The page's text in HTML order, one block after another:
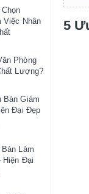
5
Việc Nhân
Phòng
Lượng?
Bàn Giám
Đại Đẹp
Làm
Hiện Đại